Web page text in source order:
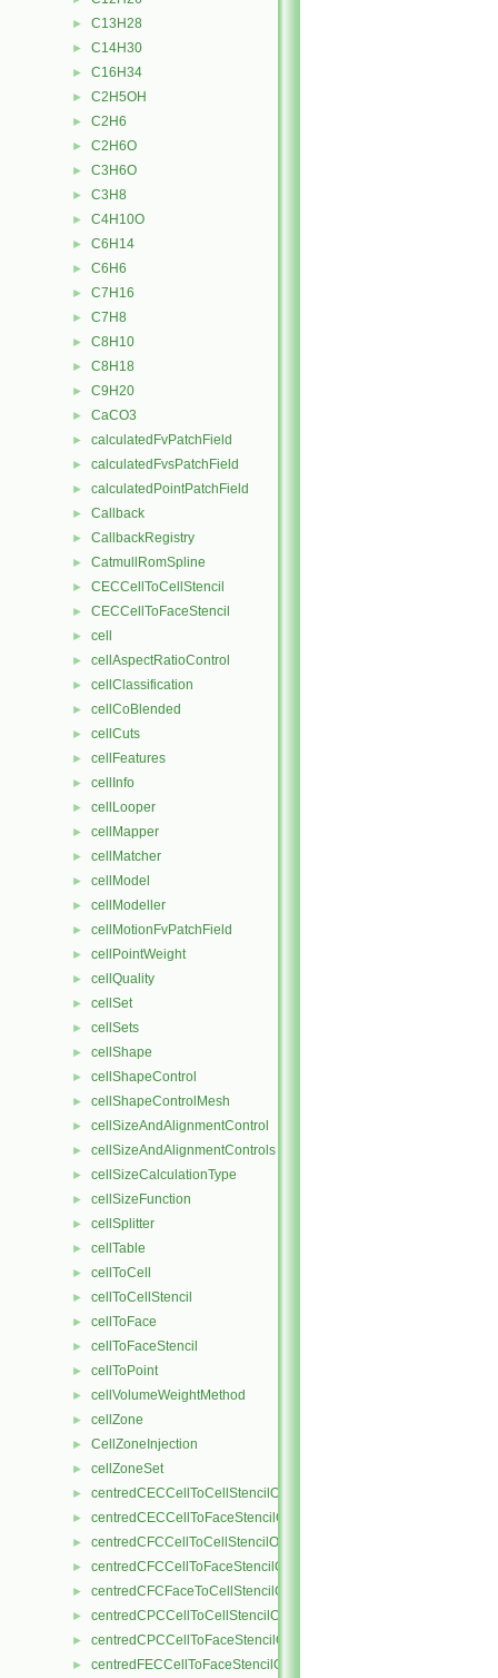
► C13H28
► C14H30
► C16H34
► C2H5OH
► C2H6
► C2H6O
► C3H6O
► C3H8
► C4H10O
► C6H14
► C6H6
► C7H16
► C7H8
► C8H10
► C8H18
► C9H20
► CaCO3
► calculatedFvPatchField
► calculatedFvsPatchField
► calculatedPointPatchField
► Callback
► CallbackRegistry
► CatmullRomSpline
► CECCellToCellStencil
► CECCellToFaceStencil
► cell
► cellAspectRatioControl
► cellClassification
► cellCoBlended
► cellCuts
► cellFeatures
► cellInfo
► cellLooper
► cellMapper
► cellMatcher
► cellModel
► cellModeller
► cellMotionFvPatchField
► cellPointWeight
► cellQuality
► cellSet
► cellSets
► cellShape
► cellShapeControl
► cellShapeControlMesh
► cellSizeAndAlignmentControl
► cellSizeAndAlignmentControls
► cellSizeCalculationType
► cellSizeFunction
► cellSplitter
► cellTable
► cellToCell
► cellToCellStencil
► cellToFace
► cellToFaceStencil
► cellToPoint
► cellVolumeWeightMethod
► cellZone
► CellZoneInjection
► cellZoneSet
► centredCECCellToCellStencilObject
► centredCECCellToFaceStencilObject
► centredCFCCellToCellStencilObject
► centredCFCCellToFaceStencilObject
► centredCFCFaceToCellStencilObject
► centredCPCCellToCellStencilObject
► centredCPCCellToFaceStencilObject
► centredFECCellToFaceStencilObject